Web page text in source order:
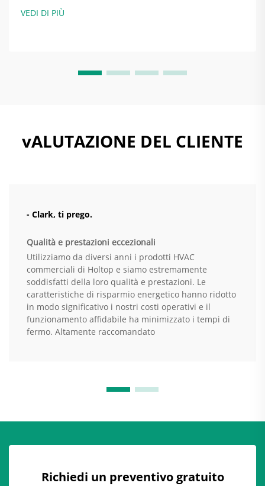
energetica. Quando i sistemi di ventilazione sono
configurati correttamente, in realtà risparmiano energia
VEDI DI PIÙ
vALUTAZIONE DEL CLIENTE
- Clark, ti prego.
Qualità e prestazioni eccezionali
Utilizziamo da diversi anni i prodotti HVAC
commerciali di Holtop e siamo estremamente
soddisfatti della loro qualità e prestazioni. Le
caratteristiche di risparmio energetico hanno ridotto
in modo significativo i nostri costi operativi e il
funzionamento affidabile ha minimizzato i tempi di
fermo. Altamente raccomandato
Richiedi un preventivo gratuito